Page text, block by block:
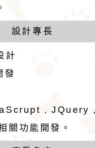
防範本能
氣質。
喻戶曉的
設計專長
計
發
,
關功能開發。